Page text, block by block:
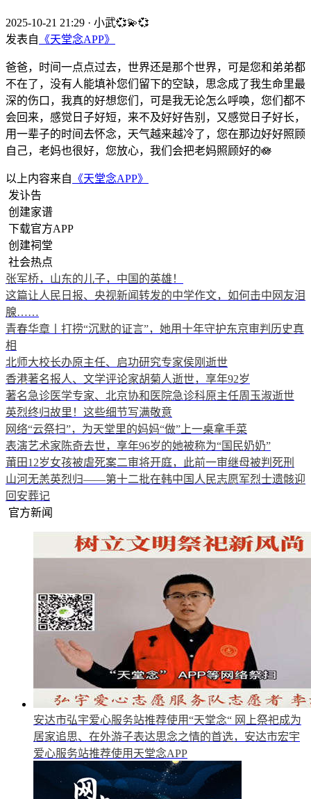
2025-10-21 21:29 · 小武💞💫💞
发表自 《天堂念APP》
爸爸，时间一点点过去，世界还是那个世界，可是您和弟弟都
不在了，没有人能填补您们留下的空缺，思念成了我生命里最
深的伤口，我真的好想您们，可是我无论怎么呼唤，您们都不
会回来，感觉日子好短，来不及好好告别，又感觉日子好长，
用一辈子的时间去怀念，天气越来越冷了，您在那边好好照顾
自己，老妈也很好，您放心，我们会把老妈照顾好的🪷
以上内容来自 《天堂念APP》
发讣告
创建家谱
下载官方APP
创建祠堂
社会热点
张军桥，山东的儿子，中国的英雄！
这篇让人民日报、央视新闻转发的中学作文，如何击中网友泪
腺……
青春华章丨打捞“沉默的证言”，她用十年守护东京审判历史真
相
北师大校长办原主任、启功研究专家侯刚逝世
香港著名报人、文学评论家胡菊人逝世，享年92岁
著名急诊医学专家、北京协和医院急诊科原主任周玉淑逝世
英烈终归故里！这些细节写满敬意
网络“云祭扫”，为天堂里的妈妈“做”上一桌拿手菜
表演艺术家陈奇去世，享年96岁的她被称为“国民奶奶”
莆田12岁女孩被虐死案二审将开庭，此前一审继母被判死刑
山河无恙英烈归——第十二批在韩中国人民志愿军烈士遗骸迎
回安葬记
官方新闻
安达市弘宇爱心服务站推荐使用“天堂念“ 网上祭祀成为
居家追思、在外游子表达思念之情的首选，安达市宏宇
爱心服务站推荐使用天堂念APP